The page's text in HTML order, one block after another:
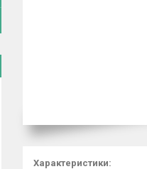
Характеристики: